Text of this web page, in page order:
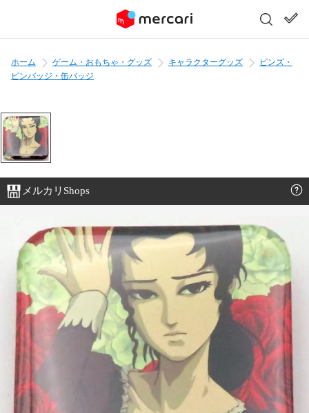
ホーム ゲーム・おもちゃ・グッズ キャラクターグッズ
ピンズ・
ピンバッジ・缶バッジ
メルカリShops